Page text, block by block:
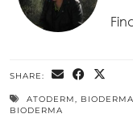
SHARE:
ATODERM, BIODERMA
BIODERMA